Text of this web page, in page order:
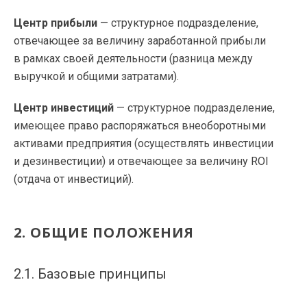
Центр прибыли — структурное подразделение,
отвечающее за величину заработанной прибыли
в рамках своей деятельности (разница между
выручкой и общими затратами).
Центр инвестиций — структурное подразделение,
имеющее право распоряжаться внеоборотными
активами предприятия (осуществлять инвестиции
и дезинвестиции) и отвечающее за величину ROI
(отдача от инвестиций).
2. ОБЩИЕ ПОЛОЖЕНИЯ
2.1. Базовые принципы